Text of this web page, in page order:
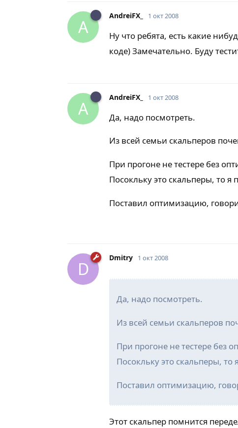
A
AndreiFX_ 1 окт 2008
Ну что ребята, есть какие
коде) Замечательно. Буду
A
AndreiFX_ 1 окт 2008
Да, надо посмотреть.
Из всей семьи скальперов
При прогоне не тестере без
Посокльку это скальперы, то
Поставил оптимизацию,
D
Dmitry 1 окт 2008
Да, надо посмотреть.
Из всей семьи скальперов
При прогоне не тестере без
Посокльку это скальперы,
Поставил оптимизацию,
Этот скальпер помнится